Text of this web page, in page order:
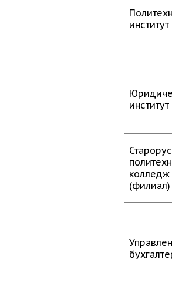
институт
институт
колледж